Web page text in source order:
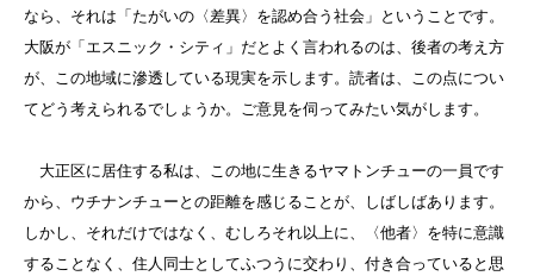
なら、それは「たがいの〈差異〉を認め合う社会」ということです。
大阪が「エスニック・シティ」だとよく言われるのは、後者の考え方
が、この地域に滲透している現実を示します。読者は、この点につい
てどう考えられるでしょうか。ご意見を伺ってみたい気がします。
大正区に居住する私は、この地に生きるヤマトンチューの一員です
から、ウチナンチューとの距離を感じることが、しばしばあります。
しかし、それだけではなく、むしろそれ以上に、〈他者〉を特に意識
することなく、住人同士としてふつうに交わり、付き合っていると思